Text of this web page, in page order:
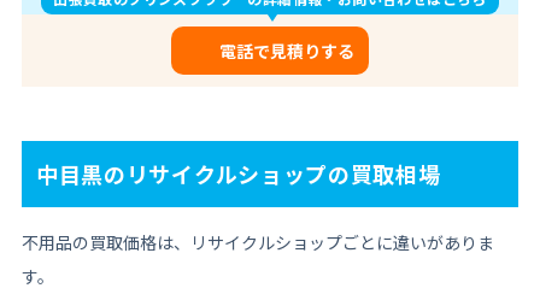
電話で見積りする
中目黒のリサイクルショップの買取相場
不用品の買取価格は、リサイクルショップごとに違いがありま
す。